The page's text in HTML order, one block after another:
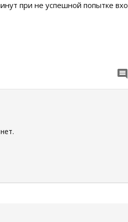
при не успешной попытке